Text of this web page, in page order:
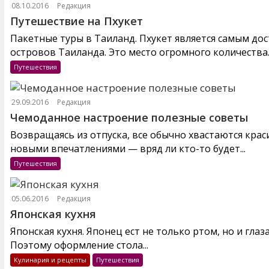
08.10.2016 Редакция
Путешествие на Пхукет
Пакетные туры в Таиланд. Пхукет является самым
островов Таиланда. Это место огромного
Путешествия
29.09.2016 Редакция
Чемоданное настроение полезные советы
Возвращаясь из отпуска, все обычно хвастаются
новыми впечатлениями — вряд ли кто-то будет...
Путешествия
05.06.2016 Редакция
Японская кухня
Японская кухня. Японец ест не только ртом, но и
Поэтому оформление стола...
Кулинария и рецепты Путешествия